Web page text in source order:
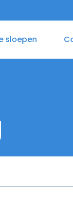
in elektrosloep
Varen &
sloepen